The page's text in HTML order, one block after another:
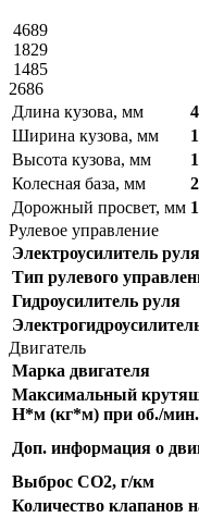
4689
1829
1485
2686
Длина кузова, мм
Ширина кузова, мм
Высота кузова, мм
Колесная база, мм
Дорожный просвет, мм
Рулевое управление
Электроусилитель руля
Тип рулевого
Гидроусилитель руля
Двигатель
Марка двигателя
Максимальный
Н*м (кг*м) при об./мин.
Доп. информация о
Выброс CO2, г/км
Количество клапанов